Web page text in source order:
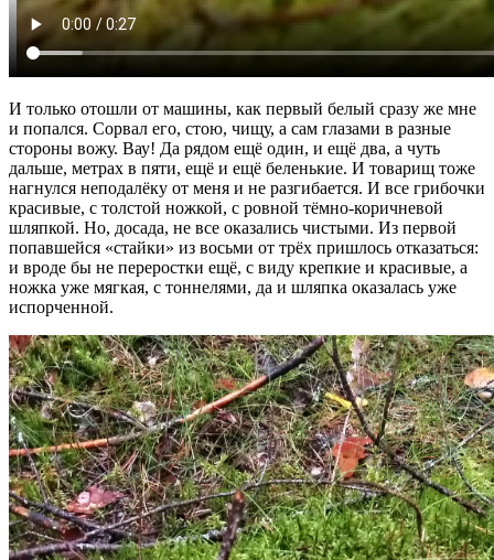
И только отошли от машины, как первый белый сразу же мне
и попался. Сорвал его, стою, чищу, а сам глазами в разные
стороны вожу. Вау! Да рядом ещё один, и ещё два, а чуть
дальше, метрах в пяти, ещё и ещё беленькие. И товарищ тоже
нагнулся неподалёку от меня и не разгибается. И все грибочки
красивые, с толстой ножкой, с ровной тёмно-коричневой
шляпкой. Но, досада, не все оказались чистыми. Из первой
попавшейся «стайки» из восьми от трёх пришлось отказаться:
и вроде бы не переростки ещё, с виду крепкие и красивые, а
ножка уже мягкая, с тоннелями, да и шляпка оказалась уже
испорченной.